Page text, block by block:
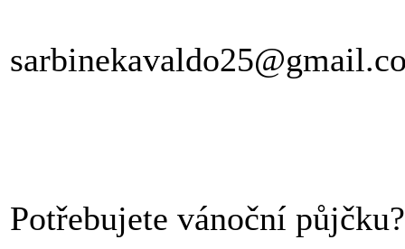
Potřebujete vánoční půjčku?